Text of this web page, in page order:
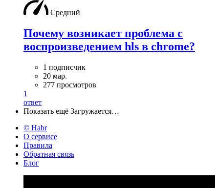
Средний
Почему возникает проблема с
воспроизведением hls в chrome?
1 подписчик
20 мар.
277 просмотров
1
ответ
Показать ещё Загружается…
© Habr
О сервисе
Правила
Обратная связь
Блог